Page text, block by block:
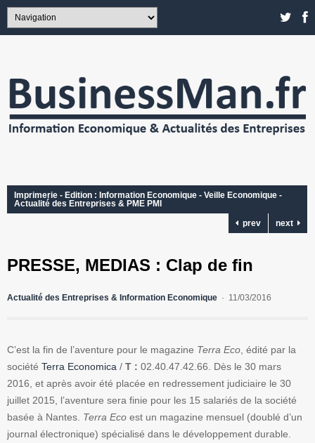
Imprimerie - Edition : Information Economique - Veille Economique -
Actualité des Entreprises & PME PMI
prev
next
PRESSE, MEDIAS : Clap de fin
Actualité des Entreprises & Information Economique 11/03/2016
C’est la fin de l’aventure pour le magazine Terra Eco, édité par la
société Terra Economica / T : 02.40.47.42.66. Dès le 30 mars
2016, et après avoir été placée en redressement judiciaire le 30
juillet 2015, l’aventure sera finie pour les 15 salariés de la société
basée à Nantes. Terra Eco est un magazine mensuel (doublé d’un
journal électronique) spécialisé dans le développement durable.